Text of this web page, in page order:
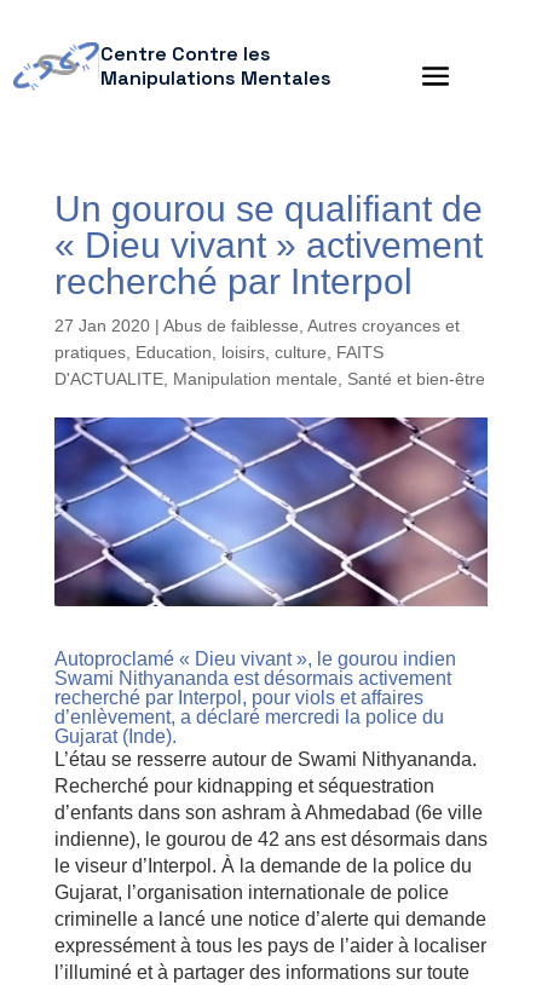
Centre Contre les
Manipulations Mentales
Un gourou se qualifiant de
« Dieu vivant » activement
recherché par Interpol
27 Jan 2020| Abus de faiblesse Autres croyances et
pratiques, Education, loisirs, culture
FAITS
D'ACTUALITE, Manipulation mentale Santé et bien-être
Autoproclamé « Dieu vivant », le gourou indien
Swami Nithyananda est désormais activement
recherché par Interpol, pour viols et affaires
d’enlèvement, a déclaré mercredi la police du
Gujarat (Inde).
L’étau se resserre autour de Swami Nithyananda.
Recherché pour kidnapping et séquestration
d’enfants dans son ashram à Ahmedabad (6e ville
indienne), le gourou de 42 ans est désormais dans
le viseur d’Interpol. À la demande de la police du
Gujarat, l’organisation internationale de police
criminelle a lancé une notice d’alerte qui demande
expressément à tous les pays de l’aider à localiser
l’illuminé et à partager des informations sur toute